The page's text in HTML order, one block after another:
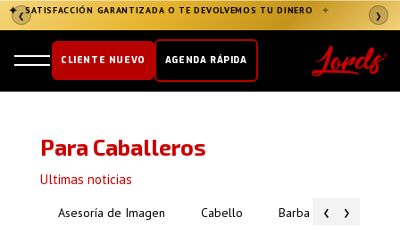
❮ ❯
SATISFACCIÓN GARANTIZADA O TE DEVOLVEMOS TU DINERO ✦
✦ ÚNETE AL CLUB LORDS → ✦
CLIENTE NUEVO AGENDA RÁPIDA
Para Caballeros
Ultimas noticias
‹
Asesoría de Imagen Cabello Barba Piel
›